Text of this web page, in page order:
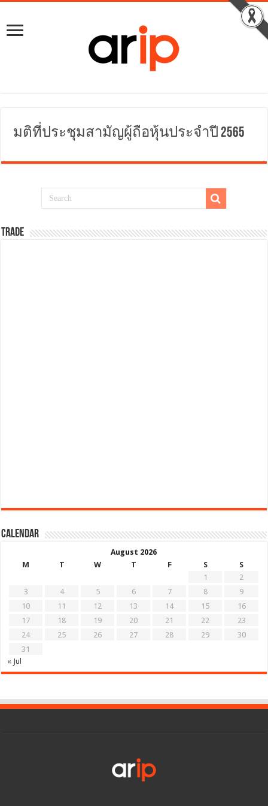
มติที่ประชุมสามัญผู้ถือหุ้นประจำปี 2565
TRADE
Calendar
August 2026
M
T W T F S
S
1
2
3
4 5 6 7 8
9
10
11 12 13 14 15
16
17
18 19 20 21 22
23
24
25 26 27 28 29
30
31
« Jul